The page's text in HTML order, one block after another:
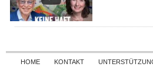
Skip
HOME KONTAKT